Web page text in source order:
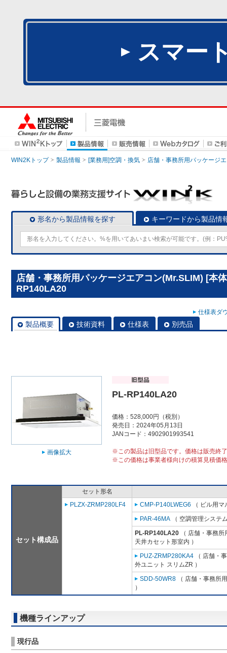
スマー
WIN2Kトップ 製品情報 [業務用]空調・換気 店舗・事務所用パッケージ
形名から製品情報を探す キーワードから製品情
店舗・事務所用パッケージエアコン(Mr.SLIM) [本
RP140LA20
仕様表ダ
製品概要 技術資料 仕様表 別売品
画像拡大
PL-RP140LA20
価格：528,000円（税別）
発売日：2024年05月13日
JANコード：4902901993541
※この製品は旧型品です。価格は販売終
※この価格は事業者様向けの積算見積価
セット構成品
セット形名
PLZX-ZRMP280LF4
CMP-P140LWEG6 （ ビル用
PAR-46MA （ 空調管理システ
PL-RP140LA20 （ 店舗・事務
天井カセット形室内 ）
PUZ-ZRMP280KA4 （ 店舗・
外ユニット スリムZR ）
SDD-50WR8 （ 店舗・事務所
）
機種ラインアップ
現行品